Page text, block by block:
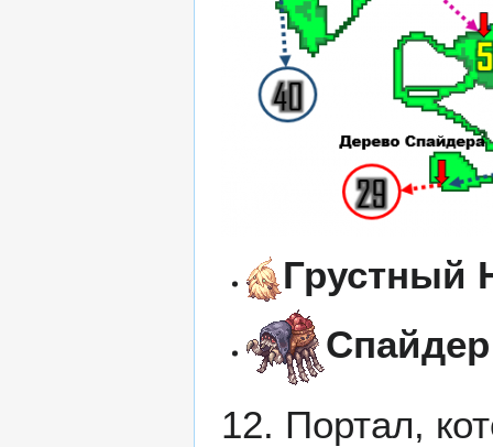
Грустный
12. Портал,